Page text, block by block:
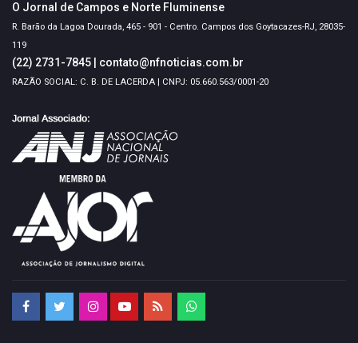
O Jornal de Campos e Norte Fluminense
R. Barão da Lagoa Dourada, 465 - 901 - Centro. Campos dos Goytacazes-RJ, 28035-
119
(22) 2731-7845 contato@nfnoticias.com.br
RAZÃO SOCIAL: C. B. DE LACERDA | CNPJ: 05.660.563/0001-20